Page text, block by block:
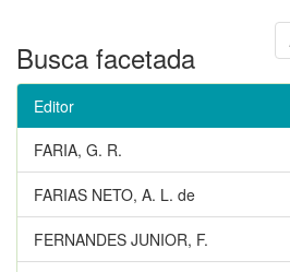
Busca facetada
Editor
FARIA, G. R.
FARIAS NETO, A. L. de
FERNANDES JUNIOR, F.